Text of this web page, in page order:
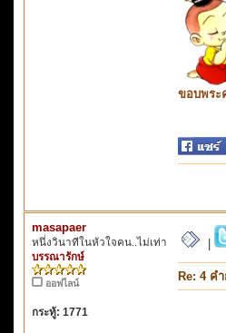
ขอบพระ
masapaer
หนึ่งวินาทีในหัวใจคน..ไม่เท่า
บรรณารักษ์
ออฟไลน์
กระทู้: 1771
Re: 4 ค